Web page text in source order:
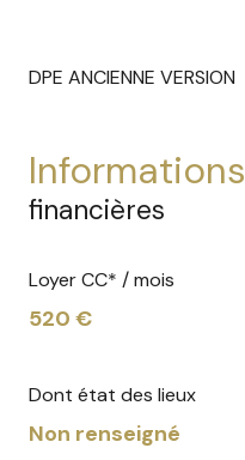
DPE ANCIENNE VERSION
informations
financières
Loyer CC* / mois
520 €
Dont état des lieux
Non renseigné